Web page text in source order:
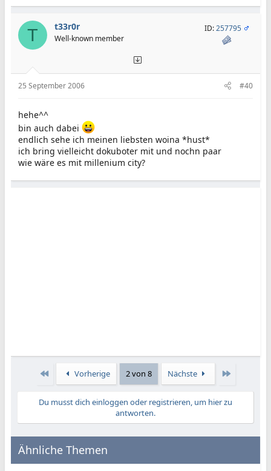
T t33r0r
Well-known member
ID:257795
25 September 2006 #40
hehe^^
bin auch dabei
endlich sehe ich meinen liebsten woina *hust*
ich bring vielleicht dokuboter mit und nochn paar
wie wäre es mit millenium city?
Erste Vorherige 2 von 8 Nächste
Du musst dich einloggen oder registrieren, um hier zu
antworten.
Ähnliche Themen